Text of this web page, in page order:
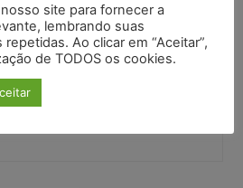
site para fornecer a
lembrando suas
Ao clicar em “Aceitar”,
de TODOS os cookies.